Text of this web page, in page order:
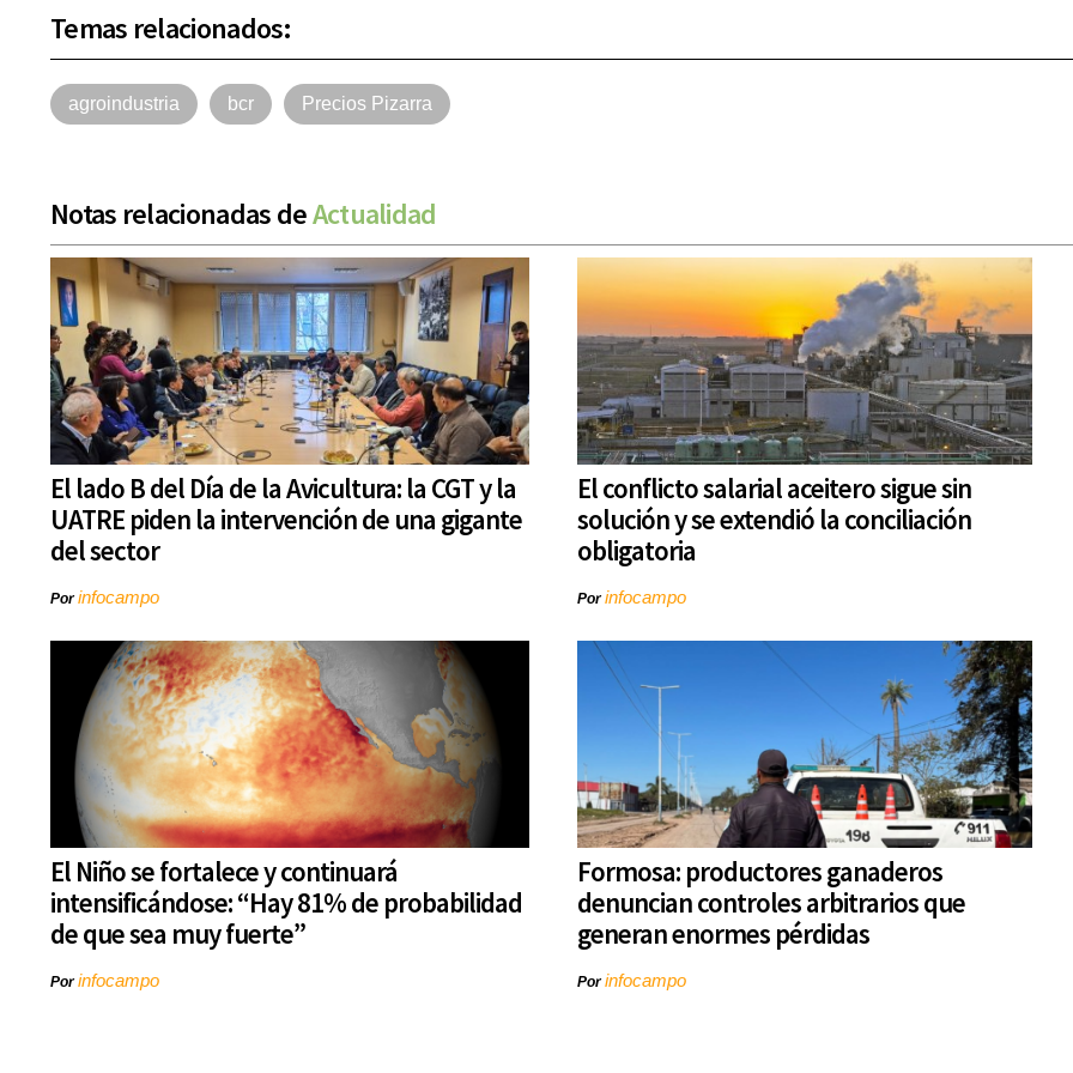
Temas relacionados:
agroindustria bcr Precios Pizarra
Notas relacionadas deActualidad
El lado B del Día de la Avicultura: la CGT y la
UATRE piden la intervención de una gigante
del sector
Porinfocampo
El conflicto salarial aceitero sigue sin
solución y se extendió la conciliación
obligatoria
Porinfocampo
El Niño se fortalece y continuará
intensificándose: “Hay 81% de probabilidad
de que sea muy fuerte”
Porinfocampo
Formosa: productores ganaderos
denuncian controles arbitrarios que
generan enormes pérdidas
Porinfocampo